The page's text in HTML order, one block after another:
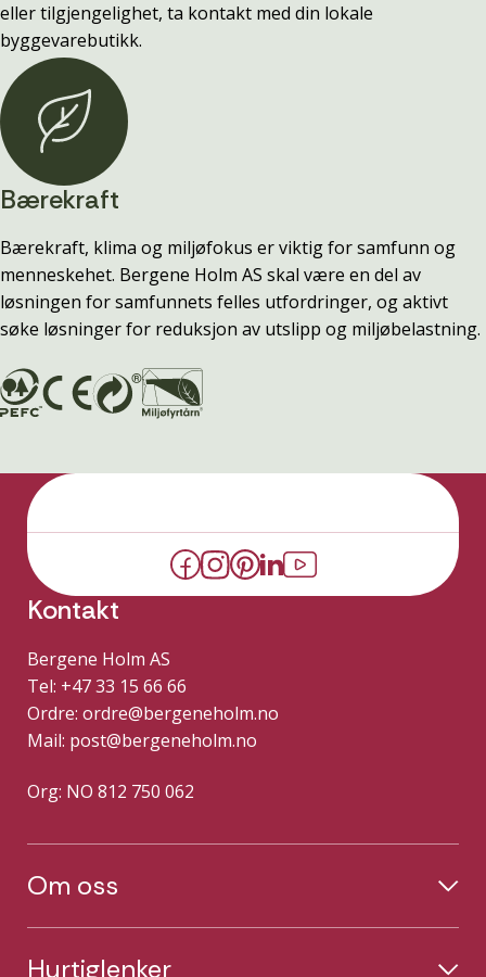
eller tilgjengelighet, ta kontakt med din lokale
byggevarebutikk.
Bærekraft
Bærekraft, klima og miljøfokus er viktig for samfunn og
menneskehet. Bergene Holm AS skal være en del av
løsningen for samfunnets felles utfordringer, og aktivt
søke løsninger for reduksjon av utslipp og miljøbelastning.
Kontakt
Bergene Holm AS
Tel: +47 33 15 66 66
Ordre: ordre@bergeneholm.no
Mail: post@bergeneholm.no
Org: NO 812 750 062
Om oss
Hurtiglenker